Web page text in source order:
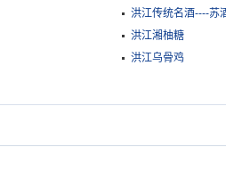
洪江传统名酒----苏
洪江湘柚糖
洪江乌骨鸡